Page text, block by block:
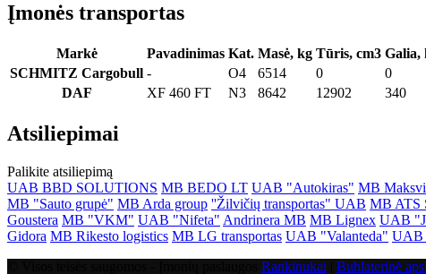
Įmonės transportas
Markė Pavadinimas Kat. Masė, kg Tūris, cm3 Galia,
SCHMITZ Cargobull - O4 6514 0 0
DAF
XF 460 FT N3 8642 12902 340
Atsiliepimai
Palikite atsiliepimą
UAB BBD SOLUTIONS MB BEDO LT UAB "Autokiras" MB
MB "Sauto grupė" MB Arda group ''Žilvičių transportas" UAB MB ATS
Goustera MB "VKM" UAB "Nifeta" Andrinera MB MB Lignex UAB
Gidora MB Rikesto logistics MB LG transportas UAB "Valanteda" UAB
Rankinukai Buhlaterinė